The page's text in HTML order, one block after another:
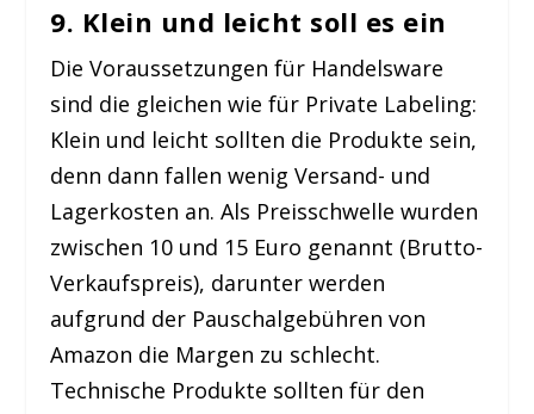
9. Klein und leicht soll es ein
Die Voraussetzungen für Handelsware
sind die gleichen wie für Private Labeling:
Klein und leicht sollten die Produkte sein,
denn dann fallen wenig Versand- und
Lagerkosten an. Als Preisschwelle wurden
zwischen 10 und 15 Euro genannt (Brutto-
Verkaufspreis), darunter werden
aufgrund der Pauschalgebühren von
Amazon die Margen zu schlecht.
Technische Produkte sollten für den